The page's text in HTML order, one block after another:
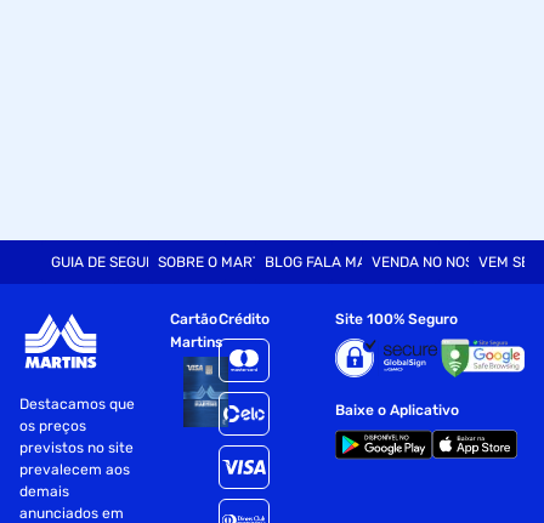
GUIA DE SEGURANÇASOBRE O MARTINSBLOG FALA MARTVENDA NO NOSSO SITE
VEM SER
Destacamos que
os preços
previstos no site
prevalecem aos
demais
anunciados em
Cartão
Martins
Crédito Site 100% Seguro
Baixe o Aplicativo